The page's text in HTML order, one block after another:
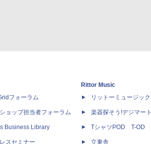
フォーラム
ョップ担当者フォーラム
Business Library
スセミナー
Rittor Music
リットーミュージック
楽器探そう!デジマート
TシャツPOD T-OD
立東舎